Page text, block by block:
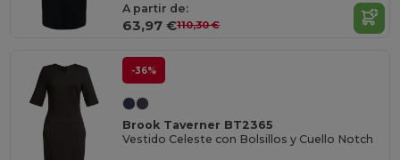
A partir de:
63,97 €110,30 €
-36%
Brook Taverner BT2365
Vestido Celeste con Bolsillos y Cuello Notch